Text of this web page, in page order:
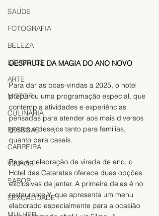
SAÚDE
FOTOGRAFIA
BELEZA
ESPORTES
ARTE
MOTOR
CULINÁRIA
PESSOAS
CARREIRA
VINHOS
SABOR
SEXUALIDADE
DESFRUTE DA MAGIA DO ANO NOVO
Para dar as boas-vindas a 2025, o hotel
preparou uma programação especial, que
contempla atividades e experiências
pensadas para atender aos mais diversos
gostos e desejos tanto para famílias,
quanto para casais.
Para a celebração da virada de ano, o
Hotel das Cataratas oferece duas opções
exclusivas de jantar. A primeira delas é no
restaurante Y, que apresenta um menu
elaborado especialmente para a ocasião